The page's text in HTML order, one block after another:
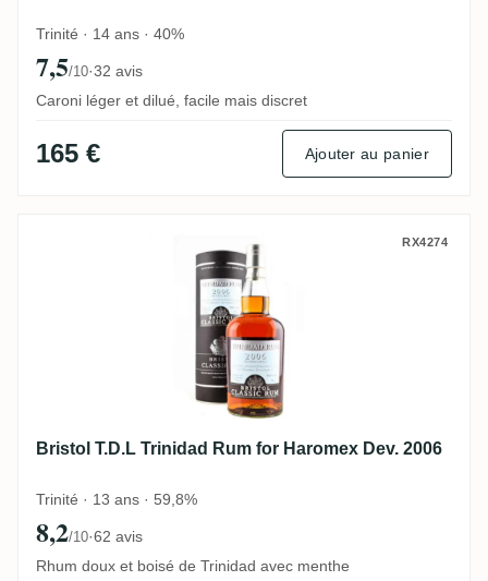
Trinité · 14 ans · 40%
7,5/10·32 avis
Caroni léger et dilué, facile mais discret
165 € Ajouter au panier
Bristol T.D.L Trinidad Rum for Haromex
RX4274
Bristol T.D.L Trinidad Rum for Haromex Dev. 2006
Trinité · 13 ans · 59,8%
8,2/10·62 avis
Rhum doux et boisé de Trinidad avec menthe